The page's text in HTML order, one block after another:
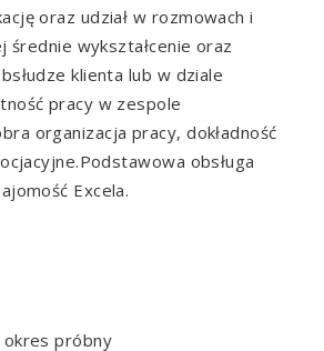
oraz udział w rozmowach i
średnie wykształcenie oraz
klienta lub w dziale
pracy w zespole
organizacja pracy, dokładność
obsługa
Excela.
okres próbny